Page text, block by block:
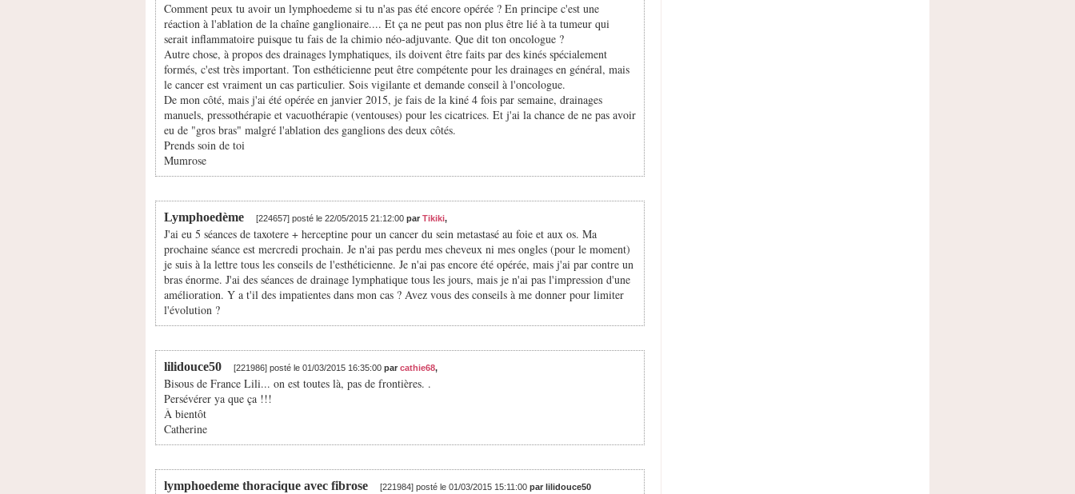
Comment peux tu avoir un lymphoedeme si tu n'as pas été encore opérée ? En principe c'est une
réaction à l'ablation de la chaîne ganglionaire.... Et ça ne peut pas non plus être lié à ta tumeur qui
serait inflammatoire puisque tu fais de la chimio néo-adjuvante. Que dit ton oncologue ?
Autre chose, à propos des drainages lymphatiques, ils doivent être faits par des kinés spécialement
formés, c'est très important. Ton esthéticienne peut être compétente pour les drainages en général, mais
le cancer est vraiment un cas particulier. Sois vigilante et demande conseil à l'oncologue.
De mon côté, mais j'ai été opérée en janvier 2015, je fais de la kiné 4 fois par semaine, drainages
manuels, pressothérapie et vacuothérapie (ventouses) pour les cicatrices. Et j'ai la chance de ne pas avoir
eu de "gros bras" malgré l'ablation des ganglions des deux côtés.
Prends soin de toi
Mumrose
Lymphoedème [224657] posté le 22/05/2015 21:12:00 par Tikiki,
J'ai eu 5 séances de taxotere + herceptine pour un cancer du sein metastasé au foie et aux os. Ma
prochaine séance est mercredi prochain. Je n'ai pas perdu mes cheveux ni mes ongles (pour le moment)
je suis à la lettre tous les conseils de l'esthéticienne. Je n'ai pas encore été opérée, mais j'ai par contre un
bras énorme. J'ai des séances de drainage lymphatique tous les jours, mais je n'ai pas l'impression d'une
amélioration. Y a t'il des impatientes dans mon cas ? Avez vous des conseils à me donner pour limiter
l'évolution ?
lilidouce50 [221986] posté le 01/03/2015 16:35:00 par cathie68,
Bisous de France Lili... on est toutes là, pas de frontières. .
Persévérer ya que ça !!!
À bientôt
Catherine
lymphoedeme thoracique avec fibrose [221984] posté le 01/03/2015 15:11:00 par lilidouce50